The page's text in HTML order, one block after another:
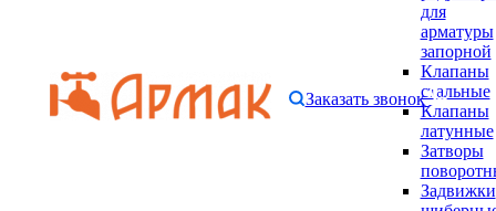
для
арматуры
запорной
Клапаны
стальные
Клапаны
латунные
Затворы
Задвижки
Заказать звонок